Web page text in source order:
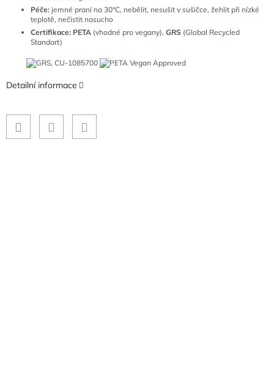
Péče: jemné praní na 30°C, nebělit, nesušit v sušičce, žehlit při nízké
teplotě, nečistit nasucho
Certifikace: PETA (vhodné pro vegany), GRS (Global Recycled
Standart)
Detailní informace